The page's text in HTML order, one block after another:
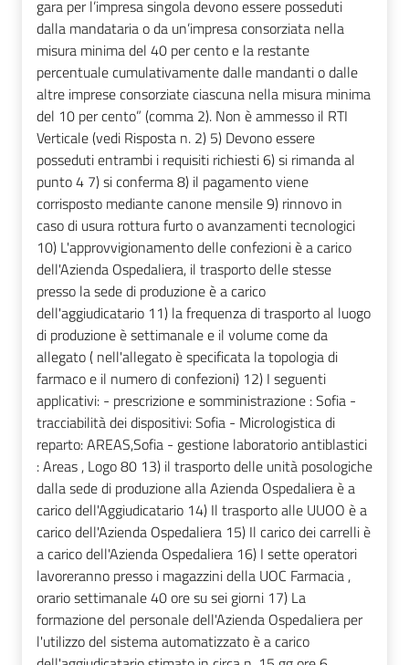
gara per l’impresa singola devono essere posseduti
dalla mandataria o da un’impresa consorziata nella
misura minima del 40 per cento e la restante
percentuale cumulativamente dalle mandanti o dalle
altre imprese consorziate ciascuna nella misura minima
del 10 per cento” (comma 2). Non è ammesso il RTI
Verticale (vedi Risposta n. 2) 5) Devono essere
posseduti entrambi i requisiti richiesti 6) si rimanda al
punto 4 7) si conferma 8) il pagamento viene
corrisposto mediante canone mensile 9) rinnovo in
caso di usura rottura furto o avanzamenti tecnologici
10) L'approvvigionamento delle confezioni è a carico
dell'Azienda Ospedaliera, il trasporto delle stesse
presso la sede di produzione è a carico
dell'aggiudicatario 11) la frequenza di trasporto al luogo
di produzione è settimanale e il volume come da
allegato ( nell'allegato è specificata la topologia di
farmaco e il numero di confezioni) 12) I seguenti
applicativi: - prescrizione e somministrazione : Sofia -
tracciabilità dei dispositivi: Sofia - Micrologistica di
reparto: AREAS,Sofia - gestione laboratorio antiblastici
: Areas , Logo 80 13) il trasporto delle unità posologiche
dalla sede di produzione alla Azienda Ospedaliera è a
carico dell'Aggiudicatario 14) Il trasporto alle UUOO è a
carico dell'Azienda Ospedaliera 15) Il carico dei carrelli è
a carico dell'Azienda Ospedaliera 16) I sette operatori
lavoreranno presso i magazzini della UOC Farmacia ,
orario settimanale 40 ore su sei giorni 17) La
formazione del personale dell'Azienda Ospedaliera per
l'utilizzo del sistema automatizzato è a carico